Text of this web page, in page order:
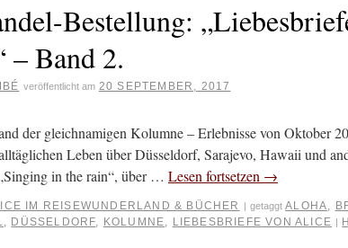
Bestellung:
– Band 2.
veröffentlicht am 20 SEPTEMBER, 2017
der gleichnamigen Kolumne – Erlebnisse von Oktober
Leben über Düsseldorf, Sarajevo, Hawaii und
in the rain“, über … Lesen fortsetzen →
IM REISEWUNDERLAND & BÜCHER | getaggt ALOHA,
, DÜSSELDORF, KOLUMNE, LIEBESBRIEFE VON ALICE |